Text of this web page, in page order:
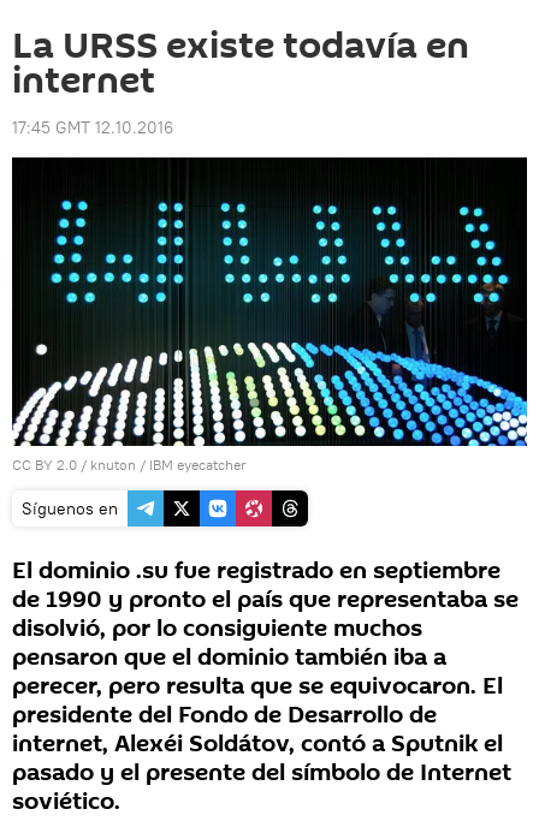
La URSS existe todavía en
internet
17:45 GMT 12.10.2016
CC BY 2.0 / knuton / IBM eyecatcher
Síguenos en
El dominio .su fue registrado en septiembre
de 1990 y pronto el país que representaba se
disolvió, por lo consiguiente muchos
pensaron que el dominio también iba a
perecer, pero resulta que se equivocaron. El
presidente del Fondo de Desarrollo de
internet, Alexéi Soldátov, contó a Sputnik el
pasado y el presente del símbolo de Internet
soviético.